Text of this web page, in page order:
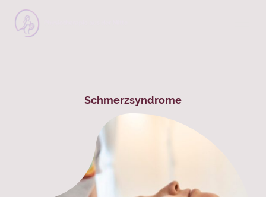
Schmerzsyndrome